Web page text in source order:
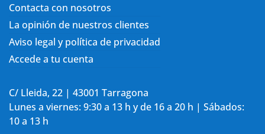
Contacta con nosotros
La opinión de nuestros clientes
Aviso legal y política de privacidad
Accede a tu cuenta
C/ Lleida, 22 | 43001 Tarragona
Lunes a viernes: 9:30 a 13 h y de 16 a 20 h | Sábados:
10 a 13 h